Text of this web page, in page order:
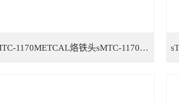
sMTC-1170METCAL烙铁头sMTC-1170,OKI烙铁头sMTC-1170，STTC烙铁头sMTC-117